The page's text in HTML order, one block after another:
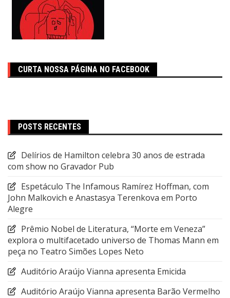
CURTA NOSSA PÁGINA NO FACEBOOK
POSTS RECENTES
Delírios de Hamilton celebra 30 anos de estrada
com show no Gravador Pub
Espetáculo The Infamous Ramírez Hoffman, com
John Malkovich e Anastasya Terenkova em Porto
Alegre
Prêmio Nobel de Literatura, “Morte em Veneza”
explora o multifacetado universo de Thomas Mann em
peça no Teatro Simões Lopes Neto
Auditório Araújo Vianna apresenta Emicida
Auditório Araújo Vianna apresenta Barão Vermelho